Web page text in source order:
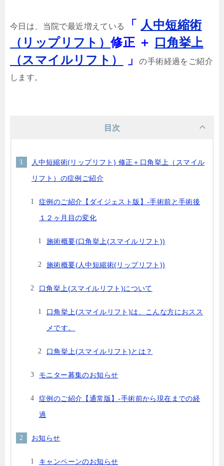
今日は、当院で最近増えている 「
人中短縮術
（リップリフト）修正 ＋
口角挙上
（スマイルリフト ） 」の手術経過をご紹介
します。
目次
人中短縮術(リップリフト) 修正＋口角挙上（スマイル
リフト）の症例ご紹介
症例のご紹介【ダイジェスト版】-手術前と手術後
１２ヶ月目の変化
施術概要(口角挙上(スマイルリフト))
施術概要(人中短縮術(リップリフト))
口角挙上(スマイルリフト)について
口角挙上(スマイルリフト)は、こんな方におスス
メです。
口角挙上(スマイルリフト)とは？
モニター募集のお知らせ
症例のご紹介【通常版】-手術前から現在までの経
過
お知らせ
キャンペーンのお知らせ